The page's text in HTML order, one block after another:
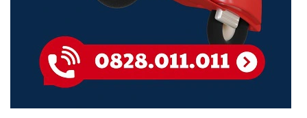
Cùng với modem 4G LTE, nó tương thích với hầu hết các nhà cung
cấp dịch vụ và có thể cung cấp tốc độ tải xuống lên tới 150Mbps